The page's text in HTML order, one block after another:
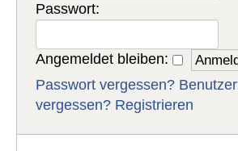
Passwort:
Angemeldet bleiben:
Passwort vergessen?
vergessen? Registrieren